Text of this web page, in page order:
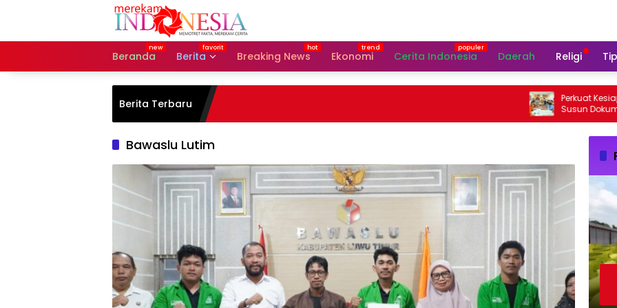
Beranda Berita Breaking News Ekonomi Cerita Indonesia Daerah Religi
Berita Terbaru
Perkuat
Susun Dokumen
Longsor 2026
Bawaslu Lutim